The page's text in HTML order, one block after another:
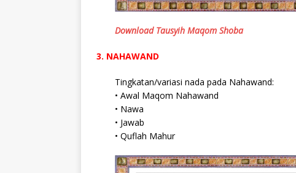
Download Tausyih Maqom Shoba
3. NAHAWAND
Tingkatan/variasi nada pada Nahawand:
• Awal Maqom Nahawand
• Nawa
• Jawab
• Quflah Mahur